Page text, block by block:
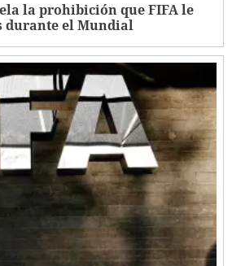
la prohibición que FIFA le
durante el Mundial